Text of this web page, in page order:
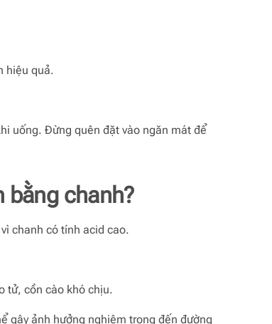
hiệu quả.
uống. Đừng quên đặt vào ngăn mát để
bằng chanh?
chanh có tính acid cao.
tử, cồn cào khó chịu.
gây ảnh hưởng nghiêm trọng đến đường